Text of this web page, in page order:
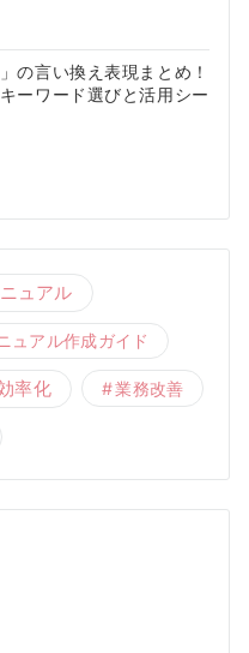
の言い換え表現まとめ！
ーワード選びと活用シー
ュアル
ュアル作成ガイド
率化 業務改善